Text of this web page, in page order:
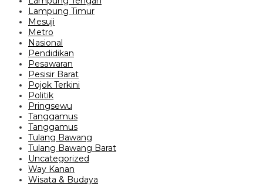
Lampung Timur
Mesuji
Metro
Nasional
Pendidikan
Pesawaran
Pesisir Barat
Pojok Terkini
Politik
Pringsewu
Tanggamus
Tanggamus
Tulang Bawang
Tulang Bawang Barat
Uncategorized
Way Kanan
Wisata & Budaya